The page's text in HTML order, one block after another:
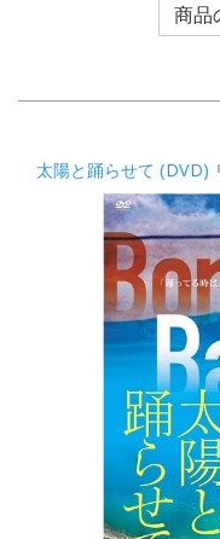
商品
太陽と踊らせて (DVD)